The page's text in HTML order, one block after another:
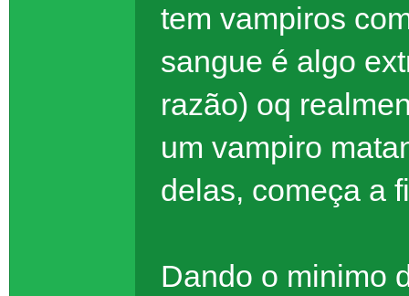
tem vampiros
sangue é algo
razão) oq
um vampiro
delas, começa a
Dando o minimo